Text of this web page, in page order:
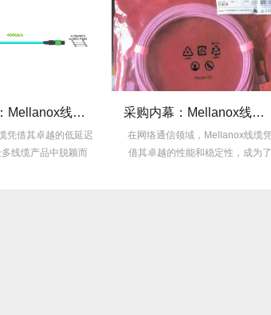
黑科技！
迟
采购内幕：Mellanox线缆验真3步走，假货休想蒙混过关！
在网络通信领域，Mellanox线缆凭
借其卓越的性能和稳定性，成为了
在2026年
缆宛如一